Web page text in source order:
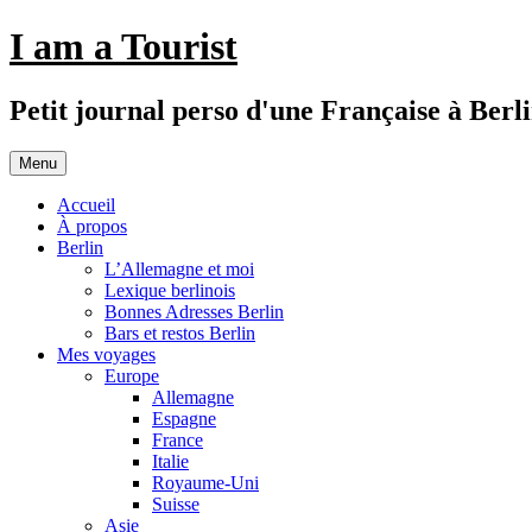
Aller
au
I am a Tourist
Petit journal perso d'une Française à
Menu
Accueil
À propos
Berlin
L’Allemagne et moi
Lexique berlinois
Bonnes Adresses Berlin
Bars et restos Berlin
Mes voyages
Europe
Allemagne
Espagne
France
Italie
Royaume-Uni
Suisse
Asie